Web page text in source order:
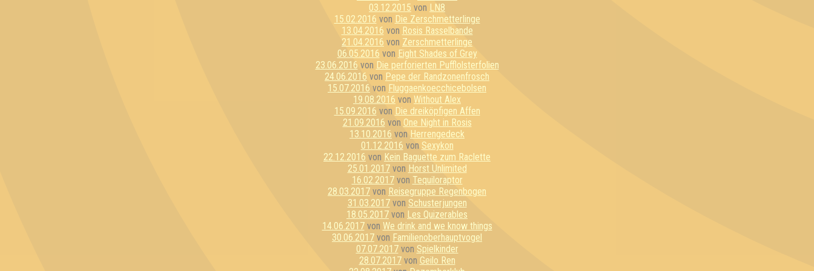
03.12.2015 von LN8
15.02.2016 von Die Zerschmetterlinge
13.04.2016 von Rosis Rasselbande
21.04.2016 von Zerschmetterlinge
06.05.2016 von Eight Shades of Grey
23.06.2016 von Die perforierten Pufflolsterfolien
24.06.2016 von Pepe der Randzonenfrosch
15.07.2016 von Fluggaenkoecchicebolsen
19.08.2016 von Without Alex
15.09.2016 von Die dreiköpfigen Affen
21.09.2016 von One Night in Rosis
13.10.2016 von Herrengedeck
01.12.2016 von Sexykon
22.12.2016 von Kein Baguette zum Raclette
25.01.2017von Horst Unlimited
16.02.2017von Tequiloraptor
28.03.2017 von Reisegruppe Regenbogen
31.03.2017von Schusterjungen
18.05.2017 von Les Quizerables
14.06.2017von We drink and we know things
30.06.2017 von Familienoberhauptvogel
07.07.2017von Spielkinder
28.07.2017von Geilo Ren